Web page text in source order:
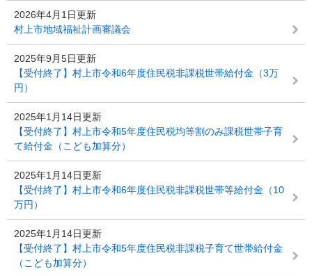
2026年4月1日更新
村上市地域福祉計画審議会
2025年9月5日更新
【受付終了】村上市令和6年度住民税非課税世帯給付金（3万
円）
2025年1月14日更新
【受付終了】村上市令和5年度住民税均等割のみ課税世帯子育
て給付金（こども加算分）
2025年1月14日更新
【受付終了】村上市令和6年度住民税非課税世帯等給付金（10
万円）
2025年1月14日更新
【受付終了】村上市令和5年度住民税非課税子育て世帯給付金
（こども加算分）